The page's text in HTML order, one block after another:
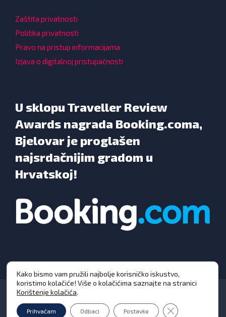
Zaštita privatnosti
Politika privatnosti
Pravo na pristup informacijama
Izjava o digitalnoj pristupačnosti
U sklopu Traveller Review
Awards nagrada Booking.coma,
Bjelovar je proglašen
najsrdačnijim gradom u
Hrvatskoj!
Kako bismo vam pružili najbolje korisničko iskustvo,
koristimo kolačiće! Više o kolačićima saznajte na stranici
Korištenje kolačića.
Prihvaćam Odbaci Postavke Close GDPR